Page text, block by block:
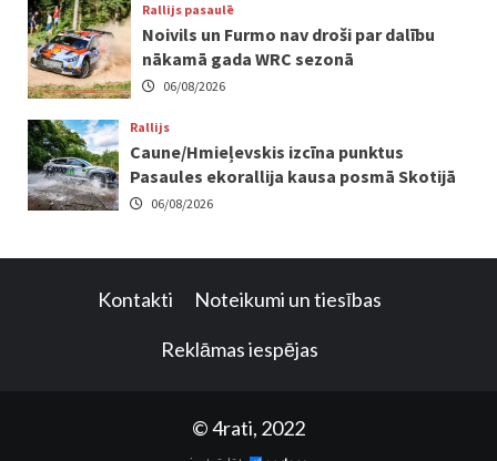
Rallijs pasaulē
Noivils un Furmo nav droši par dalību
nākamā gada WRC sezonā
06/08/2026
Rallijs
Caune/Hmieļevskis izcīna punktus
Pasaules ekorallija kausa posmā Skotijā
06/08/2026
Kontakti Noteikumi un tiesības
Reklāmas iespējas
© 4rati, 2022